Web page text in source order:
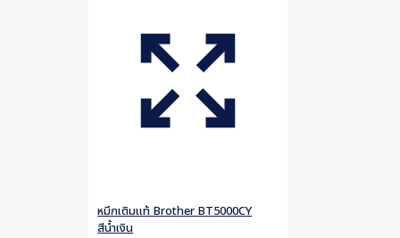
หมึกเติมแท้ Brother BT5000CY
สีน้ำเงิน